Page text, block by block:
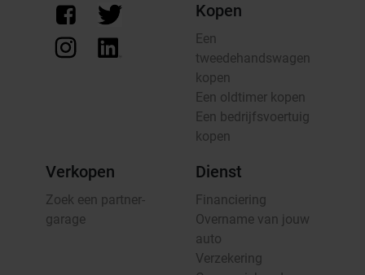
Kopen
Een
tweedehandswagen
kopen
Een oldtimer kopen
Een bedrijfsvoertuig
kopen
Verkopen
Zoek een partner-
garage
Dienst
Financiering
Overname van jouw
auto
Verzekering